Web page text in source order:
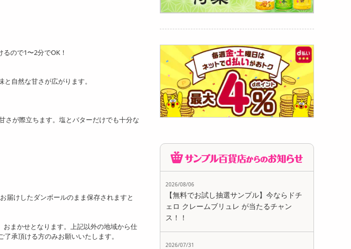
ので1〜2分でOK！
自然な甘さが広がります。
さが際立ちます。塩とバターだけでも十分な
届けしたダンボールのまま保存されますと
まかせとなります。上記以外の地域から仕
承頂ける方のみお願いいたします。
2026/08/06
【無料でお試し抽選サンプル】今ならドチ
ェロ クレームブリュレ が当たるチャン
ス！！
2026/07/31